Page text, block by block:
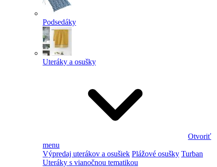
Podsedáky
Uteráky a osušky
Otvoriť
menu
Výpredaj uterákov a osušiek Plážové osušky Turban
Uteráky s vianočnou tematikou